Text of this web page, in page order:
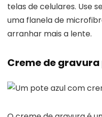
telas de celulares. Use
uma flanela de
arranhar mais a lente.
Creme de